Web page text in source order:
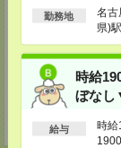
以上
勤務地
名古
県)
時給
ぼなし
給与
時
メディカルケア
愛知県名古屋市西
MAIL：
担当：採用担当
登録交通費
★今ならご来社登録